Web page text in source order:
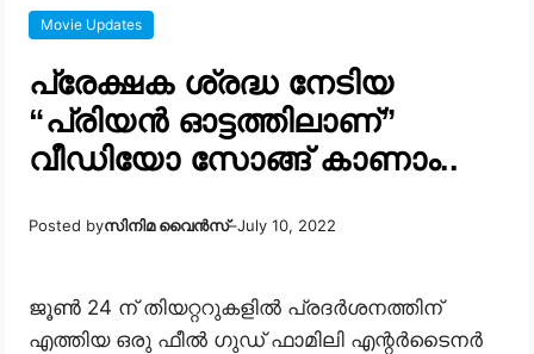
Movie Updates
പ്രേക്ഷക ശ്രദ്ധ നേടിയ
“പ്രിയൻ ഓട്ടത്തിലാണ്”
വീഡിയോ സോങ്ങ് കാണാം..
Posted byസിനിമ വൈൻസ്–July 10, 2022
ജൂൺ 24 ന് തിയറ്ററുകളിൽ പ്രദർശനത്തിന്
എത്തിയ ഒരു ഫീൽ ഗുഡ് ഫാമിലി എന്റർടൈനർ